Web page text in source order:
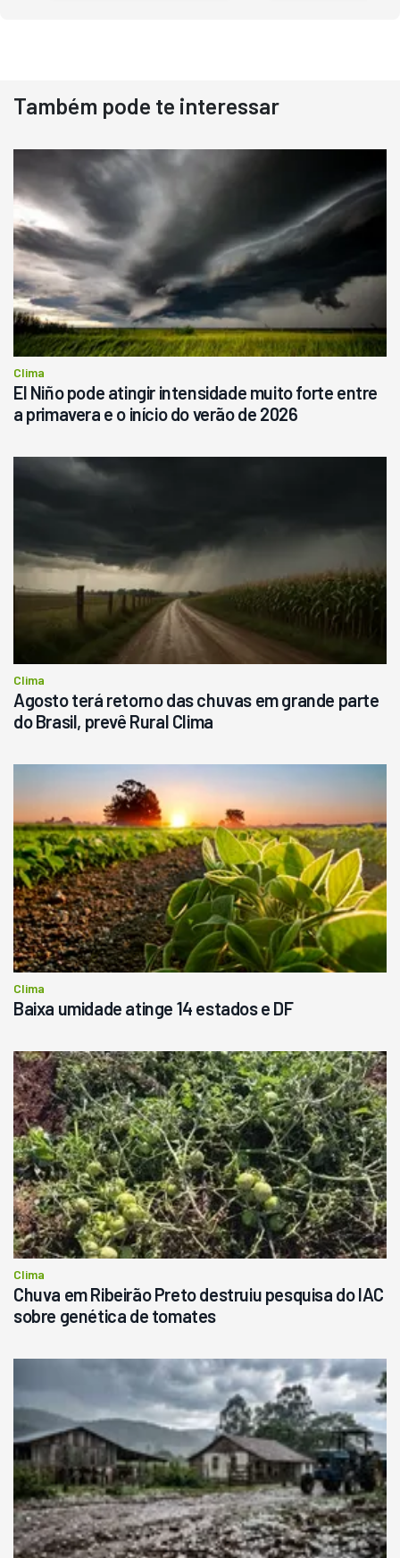
Também pode te interessar
Clima
El Niño pode atingir intensidade muito forte entre
a primavera e o início do verão de 2026
Clima
Agosto terá retorno das chuvas em grande parte
do Brasil, prevê Rural Clima
Clima
Baixa umidade atinge 14 estados e DF
Clima
Chuva em Ribeirão Preto destruiu pesquisa do IAC
sobre genética de tomates